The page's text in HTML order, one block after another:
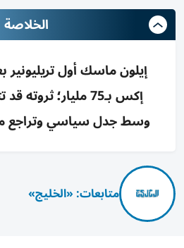
الخلاصة
إيلون ماسك أول
وسط جدل سياسي وتراجع
متابعات: «الخليج»